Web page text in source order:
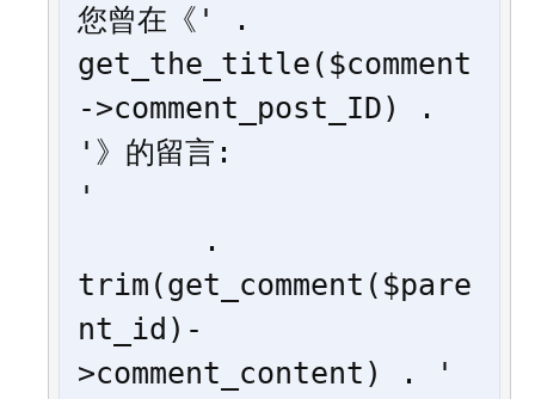
您曾在《' .
get_the_title($comment
->comment_post_ID) .
'》的留言:
'
trim(get_comment($pare
nt_id)-
>comment_content) . '